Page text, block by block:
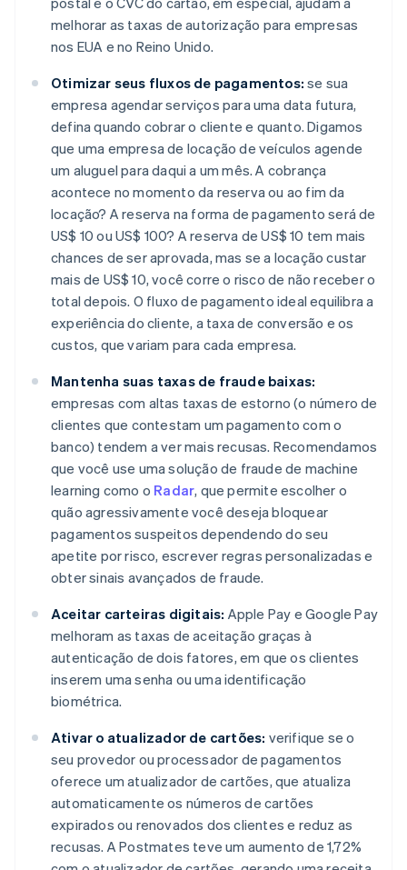
melhorar as taxas de autorização para empresas
nos EUA e no Reino Unido.
Otimizar seus fluxos de pagamentos: se sua
empresa agendar serviços para uma data futura,
defina quando cobrar o cliente e quanto. Digamos
que uma empresa de locação de veículos agende
um aluguel para daqui a um mês. A cobrança
acontece no momento da reserva ou ao fim da
locação? A reserva na forma de pagamento será de
US$ 10 ou US$ 100? A reserva de US$ 10 tem mais
chances de ser aprovada, mas se a locação custar
mais de US$ 10, você corre o risco de não receber o
total depois. O fluxo de pagamento ideal equilibra a
experiência do cliente, a taxa de conversão e os
custos, que variam para cada empresa.
Mantenha suas taxas de fraude baixas:
empresas com altas taxas de estorno (o número de
clientes que contestam um pagamento com o
banco) tendem a ver mais recusas. Recomendamos
que você use uma solução de fraude de machine
learning como o Radar, que permite escolher o
quão agressivamente você deseja bloquear
pagamentos suspeitos dependendo do seu
apetite por risco, escrever regras personalizadas e
obter sinais avançados de fraude.
Aceitar carteiras digitais: Apple Pay e Google Pay
melhoram as taxas de aceitação graças à
autenticação de dois fatores, em que os clientes
inserem uma senha ou uma identificação
biométrica.
Ativar o atualizador de cartões: verifique se o
seu provedor ou processador de pagamentos
oferece um atualizador de cartões, que atualiza
automaticamente os números de cartões
expirados ou renovados dos clientes e reduz as
recusas. A Postmates teve um aumento de 1,72%